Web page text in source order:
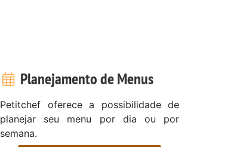
Planejamento de Menus
Petitchef oferece a possibilidade de
planejar seu menu por dia ou por
semana.